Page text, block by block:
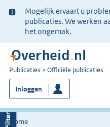
Ter
informatie:
Mogelijk ervaart u
publicaties. We werken
het ongemak.
U
bent
nu
hier:
Publicaties Officiële publicaties
Inloggen
Home